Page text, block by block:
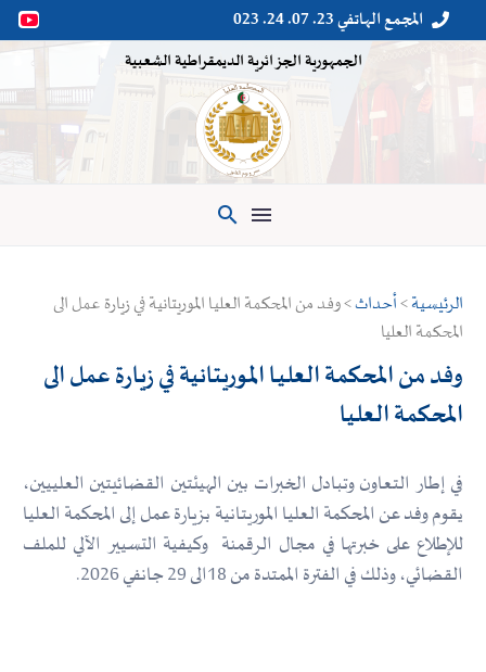

 المجمع الهاتفي 23. 07. 24. 023
الجمهورية الجزائرية الديمقراطية الشعبية

الرئيسية>أحداث> وفد من المحكمة العليـا الموريتانية في زيارة عمل الى
المحكمة العليا
وفد من المحكمة العليـا الموريتانية في زيارة عمل الى
المحكمة العليا
في إطار التعاون وتبادل الخبرات بين الهيئتين القضائيتين العلييين،
يقوم وفد عن المحكمة العليا الموريتانية بزيارة عمل إلى المحكمة العليا
للإطلاع على خبرتها في مجال الرقمنة وكيفية التسيير الآلي للملف
القضائي، وذلك في الفترة الممتدة من 18الى 29 جانفي 2026.